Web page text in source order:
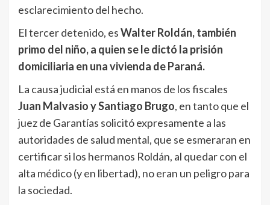
esclarecimiento del hecho.
El tercer detenido, esWalter Roldán, también
primo del niño, a quien se le dictó la prisión
domiciliaria en una vivienda de Paraná.
La causa judicial está en manos de los fiscales
Juan Malvasio y Santiago Brugo, en tanto que el
juez de Garantías solicitó expresamente a las
autoridades de salud mental, que se esmeraran en
certificar si los hermanos Roldán, al quedar con el
alta médico (y en libertad), no eran un peligro para
la sociedad.